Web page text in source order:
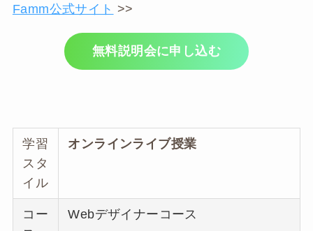
Famm公式サイト >>
無料説明会に申し込む
学習
スタ
イル
オンラインライブ授業
コー
Webデザイナーコース